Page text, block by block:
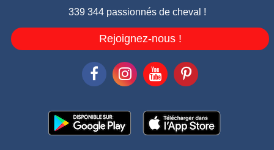
339 344 passionnés de cheval !
Rejoignez-nous !